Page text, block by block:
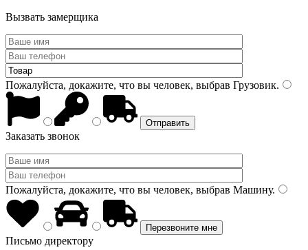
Вызвать замерщика
Пожалуйста, докажите, что вы человек, выбрав Грузовик.
Заказать звонок
Пожалуйста, докажите, что вы человек, выбрав Машину.
Письмо директору